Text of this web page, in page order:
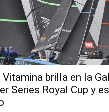
brilla en la
Series Royal Cup y